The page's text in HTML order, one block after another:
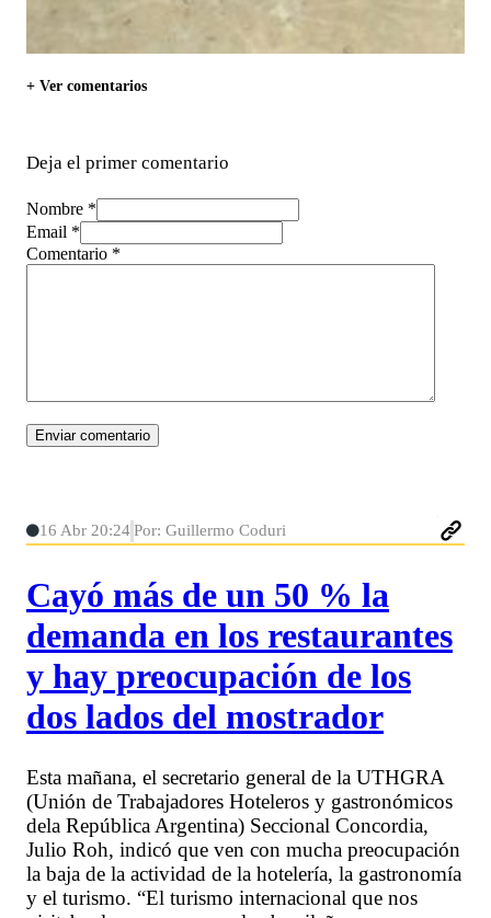
+ Ver comentarios
Deja el primer comentario
Nombre *
Email *
Comentario *
16 Abr 20:24Por: Guillermo Coduri
Cayó más de un 50 % la
demanda en los restaurantes
y hay preocupación de los
dos lados del mostrador
Esta mañana, el secretario general de la UTHGRA
(Unión de Trabajadores Hoteleros y gastronómicos
dela República Argentina) Seccional Concordia,
Julio Roh, indicó que ven con mucha preocupación
la baja de la actividad de la hotelería, la gastronomía
y el turismo. “El turismo internacional que nos